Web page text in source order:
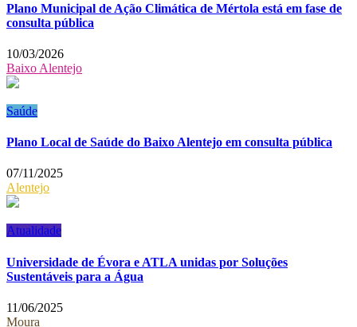
Plano Municipal de Ação Climática de Mértola está em fase de
consulta pública
10/03/2026
Baixo Alentejo
Saúde
Plano Local de Saúde do Baixo Alentejo em consulta pública
07/11/2025
Alentejo
Atualidade
Universidade de Évora e ATLA unidas por Soluções
Sustentáveis para a Água
11/06/2025
Moura